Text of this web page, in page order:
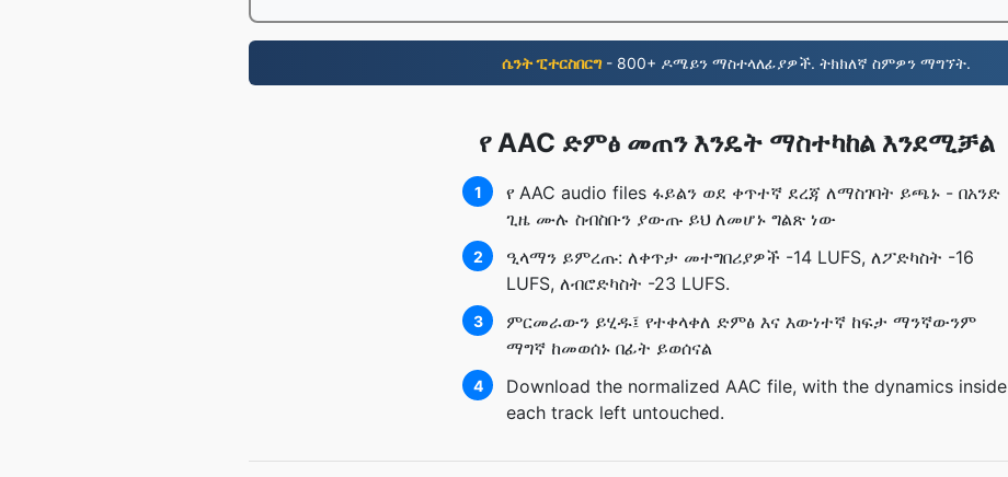
ሴንት ፒተርስበርግ- 800+ ዶሜይን ማስተላለፊያዎች. ትክክለኛ ስምዎን ማግኘት.
የ AAC ድምፅ መጠን እንዴት ማስተካከል እንደሚቻል
1
የ AAC audio files ፋይልን ወደ ቀጥተኛ ደረጃ ለማስገባት ይጫኑ - በአንድ
ጊዜ ሙሉ ስብስቡን ያውጡ ይህ ለመሆኑ ግልጽ ነው
2
ዒላማን ይምረጡ: ለቀጥታ መተግበሪያዎች -14 LUFS, ለፖድካስት -16
LUFS, ለብሮድካስት -23 LUFS.
3
ምርመራውን ይሂዱ፤ የተቀላቀለ ድምፅ እና እውነተኛ ከፍታ ማንኛውንም
ማግኛ ከመወሰኑ በፊት ይወሰናል
4
Download the normalized AAC file, with the dynamics inside
each track left untouched.